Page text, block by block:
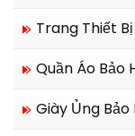
Trang Thiết
Quần Áo Bảo
Giày Ủng Bảo